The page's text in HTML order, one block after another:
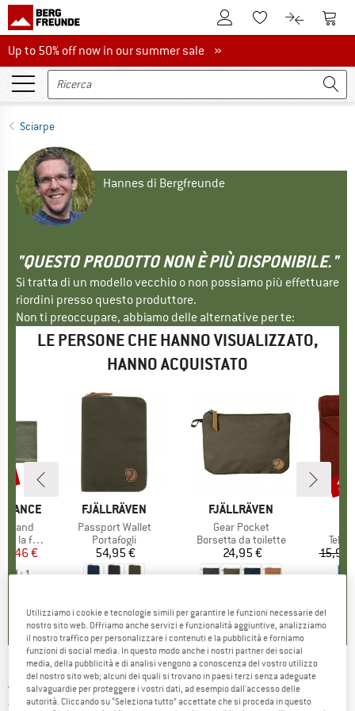
Al conto clienteAlla lista
Al Al
Up to 50% off now in our summer sale
Up to 50% off now in our summer sale »
Sciarpe
Hannes di Bergfreunde
"QUESTO PRODOTTO NON È PIÙ DISPONIBILE."
Si tratta di un modello vecchio o non possiamo più effettuare
riordini presso questo produttore.
Non ti preoccupare, abbiamo delle alternative per te:
LE PERSONE CHE HANNO VISUALIZZATO,
HANNO ACQUISTATO
fronte
ridotto
€
+ 1
MARCHIO
FJÄLLRÄVEN
Articolo
Passport Wallet
Gruppo di prodotti
Portafogli
Prezzo
54,95 €
MARCHIO
FJÄLLRÄVEN
Articolo
Gear Pocket
Gruppo di prodotti
Borsetta da toilette
Prezzo
24,95 €
Telo
15,95
JOHA -Kid's 4103 Neck Warmer - Sciarpa a
Utilizziamo i cookie e tecnologie simili per garantire le funzioni necessarie del
nostro sito web. Offriamo anche servizi e funzionalità aggiuntive, analizziamo
il nostro traffico per personalizzare i contenuti e la pubblicità e forniamo
funzioni di social media. In questo modo anche i nostri partner dei social
media, della pubblicità e di analisi vengono a conoscenza del vostro utilizzo
del nostro sito web; alcuni dei quali si trovano in paesi terzi senza adeguate
salvaguardie per proteggere i vostri dati, ad esempio dall'accesso delle
autorità. Cliccando su “Seleziona tutto” accettate che si proceda in questo